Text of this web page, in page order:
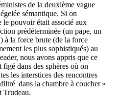
de la deuxième vague
sémantique. Si on
le pouvoir était associé aux
prédéterminée (un pape, un
à la force brute (de la force
les plus sophistiqués) au
nous avons appris que ce
dans des sphères où on
les interstices des rencontres
dans la chambre à coucher »
Trudeau.